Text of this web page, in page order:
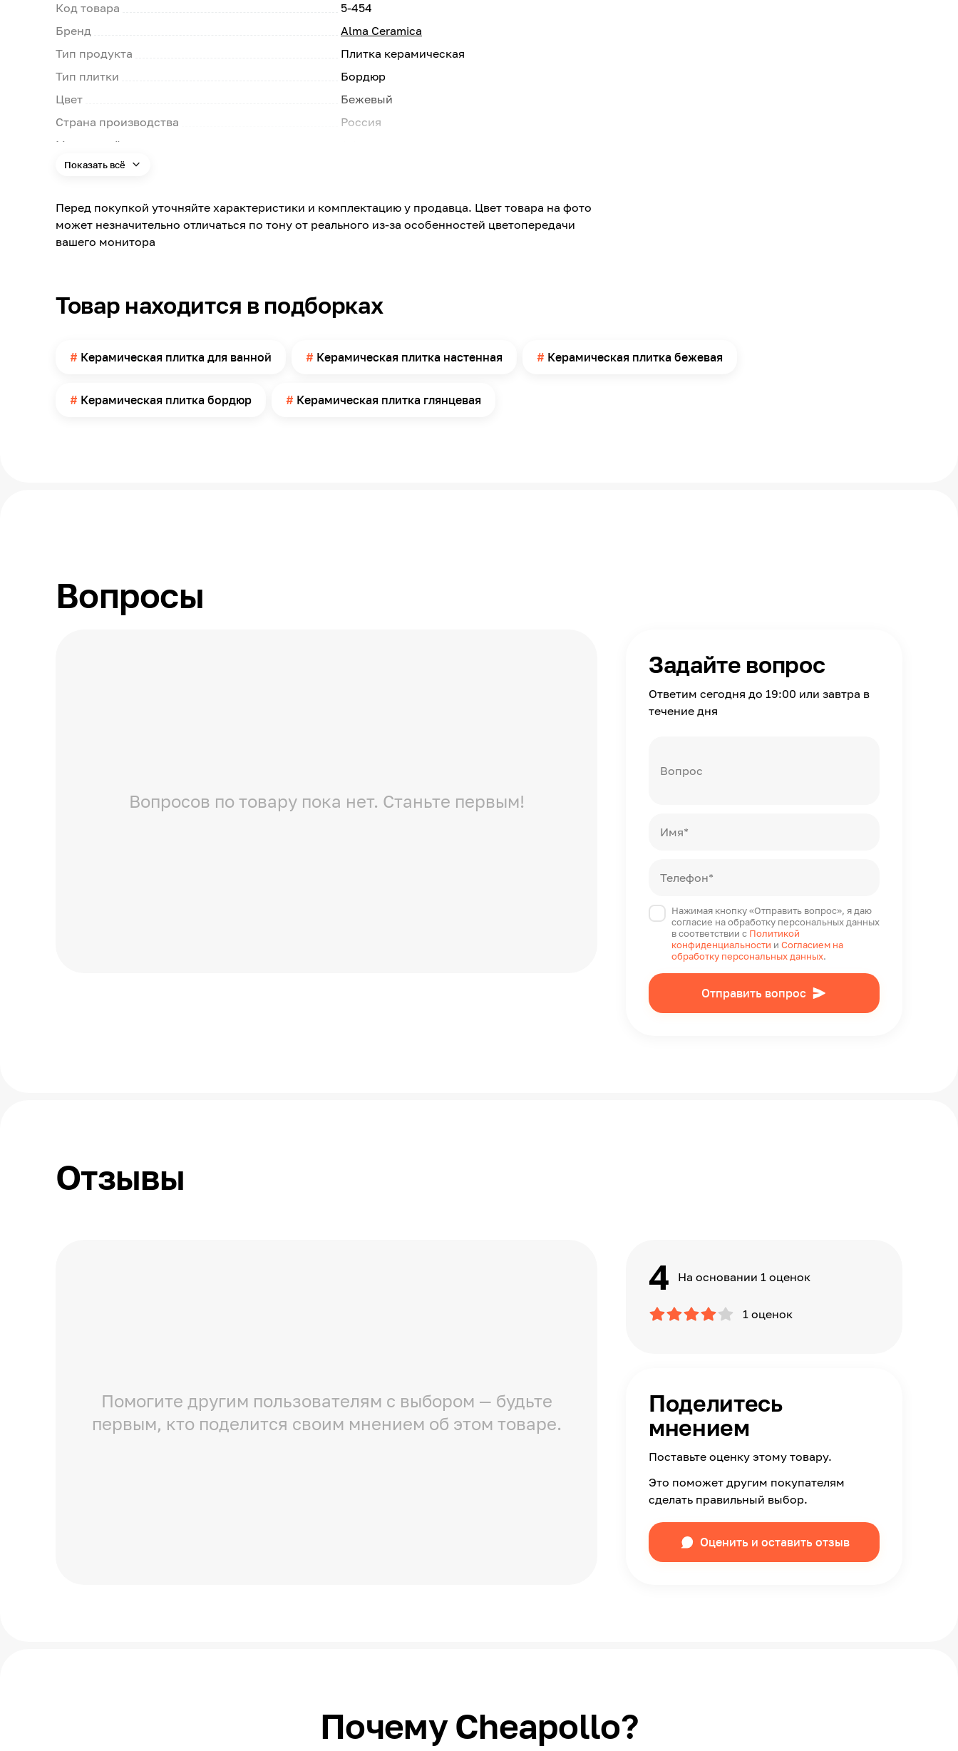
Код товара
5-454
Бренд
Alma Ceramica
Тип продукта
Плитка керамическая
Тип плитки
Бордюр
Цвет
Бежевый
Страна производства
Россия
Модельный ряд
Материал
Ширина
600
Поверхность применения
Стена
Показать всё
Перед покупкой уточняйте характеристики и комплектацию у продавца. Цвет товара на фото
может незначительно отличаться по тону от реального из-за особенностей цветопередачи
вашего монитора
Товар находится в подборках
Керамическая плитка для ванной Керамическая плитка настенная Керамическая плитка бежевая
Керамическая плитка бордюр Керамическая плитка глянцевая
Вопросы
Вопросов по товару пока нет. Станьте первым!
Задайте вопрос
Ответим сегодня до 19:00 или завтра в
течение дня
Вопрос
Имя*
Телефон*
Нажимая кнопку «Отправить вопрос», я даю
согласие на обработку персональных данных
в соответствии с Политикой
конфиденциальности и Согласием на
обработку персональных данных.
Отправить вопрос
Отзывы
Помогите другим пользователям с выбором — будьте
первым, кто поделится своим мнением об этом товаре.
4 На основании 1 оценок
1 оценок
Поделитесь
мнением
Поставьте оценку этому товару.
Это поможет другим покупателям
сделать правильный выбор.
Оценить и оставить отзыв
Почему Cheapollo?